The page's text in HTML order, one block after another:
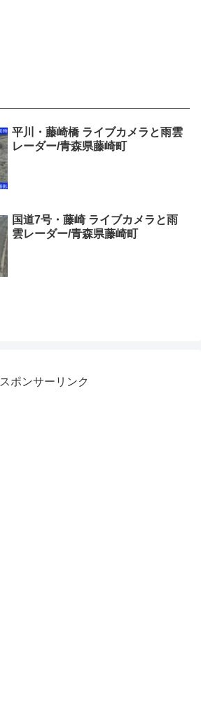
平川・藤崎橋 ライブカメラと雨雲
レーダー/青森県藤崎町
国道7号・藤崎 ライブカメラと雨
雲レーダー/青森県藤崎町
スポンサーリンク